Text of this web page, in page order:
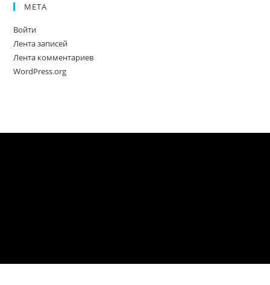
МЕТА
Войти
Лента записей
Лента комментариев
WordPress.org